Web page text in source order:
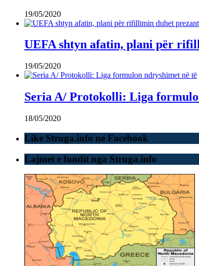
19/05/2020
UEFA shtyn afatin, plani për
19/05/2020
Seria A/ Protokolli: Liga
18/05/2020
Like Struga.info ne Facebook
Lajmet e fundit nga Struga.info